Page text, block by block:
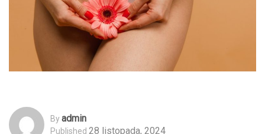
ByAdmin
Published 28 listopada, 2024